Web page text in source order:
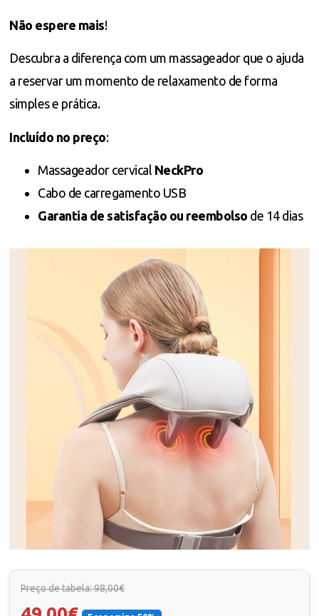
Não espere mais!
Descubra a diferença com um massageador que o ajuda
a reservar um momento de relaxamento de forma
simples e prática.
Incluído no preço:
Massageador cervical NeckPro
Cabo de carregamento USB
Garantia de satisfação ou reembolso de 14 dias
Preço de tabela: 98,00€